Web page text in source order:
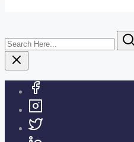
Search
Here...